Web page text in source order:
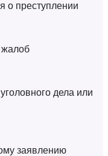
о преступлении
жалоб
дела или
заявлению